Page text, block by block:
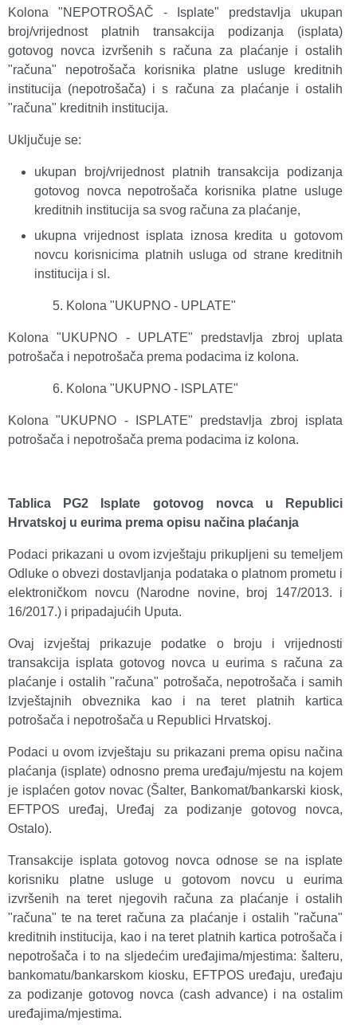
Kolona "NEPOTROŠAČ - Isplate" predstavlja ukupan
broj/vrijednost platnih transakcija podizanja (isplata)
gotovog novca izvršenih s računa za plaćanje i ostalih
"računa" nepotrošača korisnika platne usluge kreditnih
institucija (nepotrošača) i s računa za plaćanje i ostalih
"računa" kreditnih institucija.
Uključuje se:
ukupan broj/vrijednost platnih transakcija podizanja
gotovog novca nepotrošača korisnika platne usluge
kreditnih institucija sa svog računa za plaćanje,
ukupna vrijednost isplata iznosa kredita u gotovom
novcu korisnicima platnih usluga od strane kreditnih
institucija i sl.
Kolona "UKUPNO - UPLATE"
Kolona "UKUPNO - UPLATE" predstavlja zbroj uplata
potrošača i nepotrošača prema podacima iz kolona.
Kolona "UKUPNO - ISPLATE"
Kolona "UKUPNO - ISPLATE" predstavlja zbroj isplata
potrošača i nepotrošača prema podacima iz kolona.
Tablica PG2 Isplate gotovog novca u Republici
Hrvatskoj u eurima prema opisu načina plaćanja
Podaci prikazani u ovom izvještaju prikupljeni su temeljem
Odluke o obvezi dostavljanja podataka o platnom prometu i
elektroničkom novcu (Narodne novine, broj 147/2013. i
16/2017.) i pripadajućih Uputa.
Ovaj izvještaj prikazuje podatke o broju i vrijednosti
transakcija isplata gotovog novca u eurima s računa za
plaćanje i ostalih "računa" potrošača, nepotrošača i samih
Izvještajnih obveznika kao i na teret platnih kartica
potrošača i nepotrošača u Republici Hrvatskoj.
Podaci u ovom izvještaju su prikazani prema opisu načina
plaćanja (isplate) odnosno prema uređaju/mjestu na kojem
je isplaćen gotov novac (Šalter, Bankomat/bankarski kiosk,
EFTPOS uređaj, Uređaj za podizanje gotovog novca,
Ostalo).
Transakcije isplata gotovog novca odnose se na isplate
korisniku platne usluge u gotovom novcu u eurima
izvršenih na teret njegovih računa za plaćanje i ostalih
"računa" te na teret računa za plaćanje i ostalih "računa"
kreditnih institucija, kao i na teret platnih kartica potrošača i
nepotrošača i to na sljedećim uređajima/mjestima: šalteru,
bankomatu/bankarskom kiosku, EFTPOS uređaju, uređaju
za podizanje gotovog novca (cash advance) i na ostalim
uređajima/mjestima.